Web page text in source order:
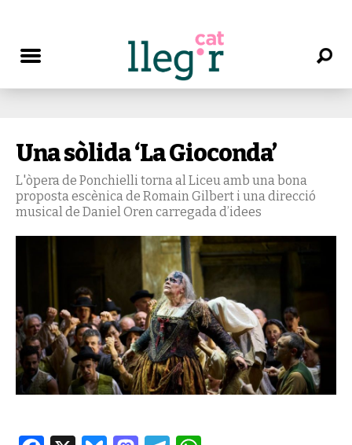
Una sòlida ‘La Gioconda’
L'òpera de Ponchielli torna al Liceu amb una bona
proposta escènica de Romain Gilbert i una direcció
musical de Daniel Oren carregada d’idees